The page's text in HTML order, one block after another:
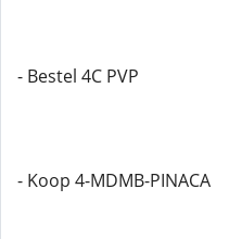
- Bestel 4C PVP
- Koop 4-MDMB-PINACA